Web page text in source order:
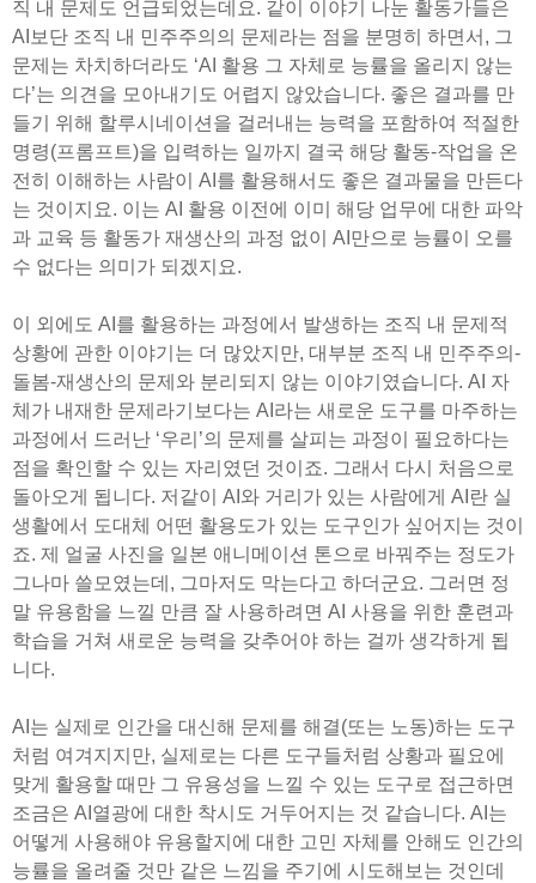
직 내 문제도 언급되었는데요. 같이 이야기 나눈 활동가들은
AI보단 조직 내 민주주의의 문제라는 점을 분명히 하면서, 그
문제는 차치하더라도 ‘AI 활용 그 자체로 능률을 올리지 않는
다’는 의견을 모아내기도 어렵지 않았습니다. 좋은 결과를 만
들기 위해 할루시네이션을 걸러내는 능력을 포함하여 적절한
명령(프롬프트)을 입력하는 일까지 결국 해당 활동-작업을 온
전히 이해하는 사람이 AI를 활용해서도 좋은 결과물을 만든다
는 것이지요. 이는 AI 활용 이전에 이미 해당 업무에 대한 파악
과 교육 등 활동가 재생산의 과정 없이 AI만으로 능률이 오를
수 없다는 의미가 되겠지요.
이 외에도 AI를 활용하는 과정에서 발생하는 조직 내 문제적
상황에 관한 이야기는 더 많았지만, 대부분 조직 내 민주주의-
돌봄-재생산의 문제와 분리되지 않는 이야기였습니다. AI 자
체가 내재한 문제라기보다는 AI라는 새로운 도구를 마주하는
과정에서 드러난 ‘우리’의 문제를 살피는 과정이 필요하다는
점을 확인할 수 있는 자리였던 것이죠. 그래서 다시 처음으로
돌아오게 됩니다. 저같이 AI와 거리가 있는 사람에게 AI란 실
생활에서 도대체 어떤 활용도가 있는 도구인가 싶어지는 것이
죠. 제 얼굴 사진을 일본 애니메이션 톤으로 바꿔주는 정도가
그나마 쓸모였는데, 그마저도 막는다고 하더군요. 그러면 정
말 유용함을 느낄 만큼 잘 사용하려면 AI 사용을 위한 훈련과
학습을 거쳐 새로운 능력을 갖추어야 하는 걸까 생각하게 됩
니다.
AI는 실제로 인간을 대신해 문제를 해결(또는 노동)하는 도구
처럼 여겨지지만, 실제로는 다른 도구들처럼 상황과 필요에
맞게 활용할 때만 그 유용성을 느낄 수 있는 도구로 접근하면
조금은 AI열광에 대한 착시도 거두어지는 것 같습니다. AI는
어떻게 사용해야 유용할지에 대한 고민 자체를 안해도 인간의
능률을 올려줄 것만 같은 느낌을 주기에 시도해보는 것인데